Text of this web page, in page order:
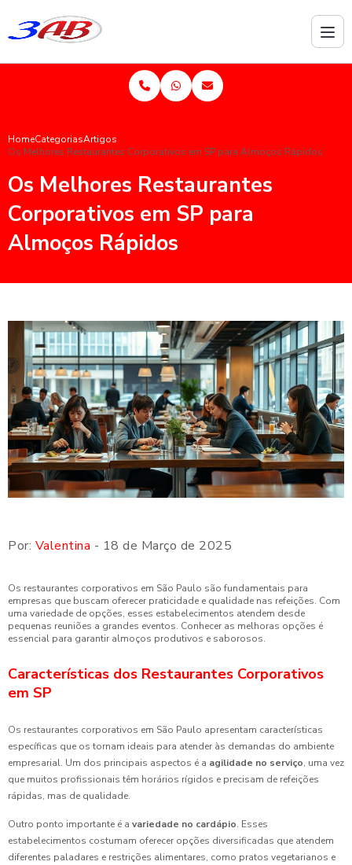
HomeCategoriasArtigos
Os Melhores Restaurantes Corporativos em SP para Almoços Rápidos
Os Melhores Restaurantes
Corporativos em SP para
Almoços Rápidos
Por: Valentina - 18 de Março de 2025
Os restaurantes corporativos em São Paulo são fundamentais para
empresas que buscam oferecer praticidade e qualidade nas refeições. Com
uma variedade de opções, esses estabelecimentos atendem desde
pequenas reuniões a grandes eventos. Conhecer as melhoras opções é
essencial para garantir almoços produtivos e saborosos.
Características dos Restaurantes Corporativos
em SP
Os restaurantes corporativos em São Paulo apresentam características
específicas que os tornam ideais para atender às demandas do ambiente
empresarial. Um dos principais aspectos é a agilidade no serviço, uma vez
que muitos profissionais têm horários rígidos e precisam de refeições
rápidas, mas de qualidade.
Outro ponto importante é a variedade no cardápio. Esses
estabelecimentos costumam oferecer opções diversificadas que atendem
diferentes paladares e restrições alimentares, como pratos vegetarianos e